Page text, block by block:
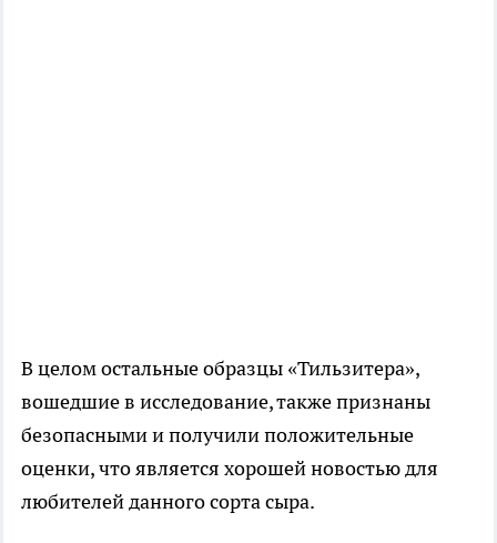
В целом остальные образцы «Тильзитера»,
вошедшие в исследование, также признаны
безопасными и получили положительные
оценки, что является хорошей новостью для
любителей данного сорта сыра.